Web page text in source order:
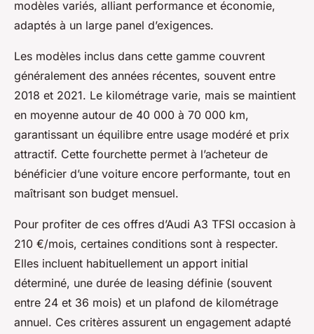
modèles variés, alliant performance et économie,
adaptés à un large panel d’exigences.
Les modèles inclus dans cette gamme couvrent
généralement des années récentes, souvent entre
2018 et 2021. Le kilométrage varie, mais se maintient
en moyenne autour de 40 000 à 70 000 km,
garantissant un équilibre entre usage modéré et prix
attractif. Cette fourchette permet à l’acheteur de
bénéficier d’une voiture encore performante, tout en
maîtrisant son budget mensuel.
Pour profiter de ces offres d’Audi A3 TFSI occasion à
210 €/mois, certaines conditions sont à respecter.
Elles incluent habituellement un apport initial
déterminé, une durée de leasing définie (souvent
entre 24 et 36 mois) et un plafond de kilométrage
annuel. Ces critères assurent un engagement adapté